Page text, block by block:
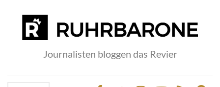
Journalisten bloggen das Revier